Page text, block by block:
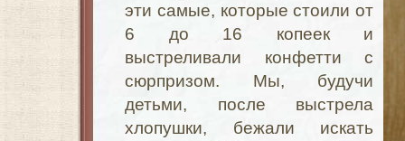
эти самые, которые стоили от
6 до 16 копеек и
выстреливали конфетти с
сюрпризом. Мы, будучи
детьми, после выстрела
хлопушки, бежали искать